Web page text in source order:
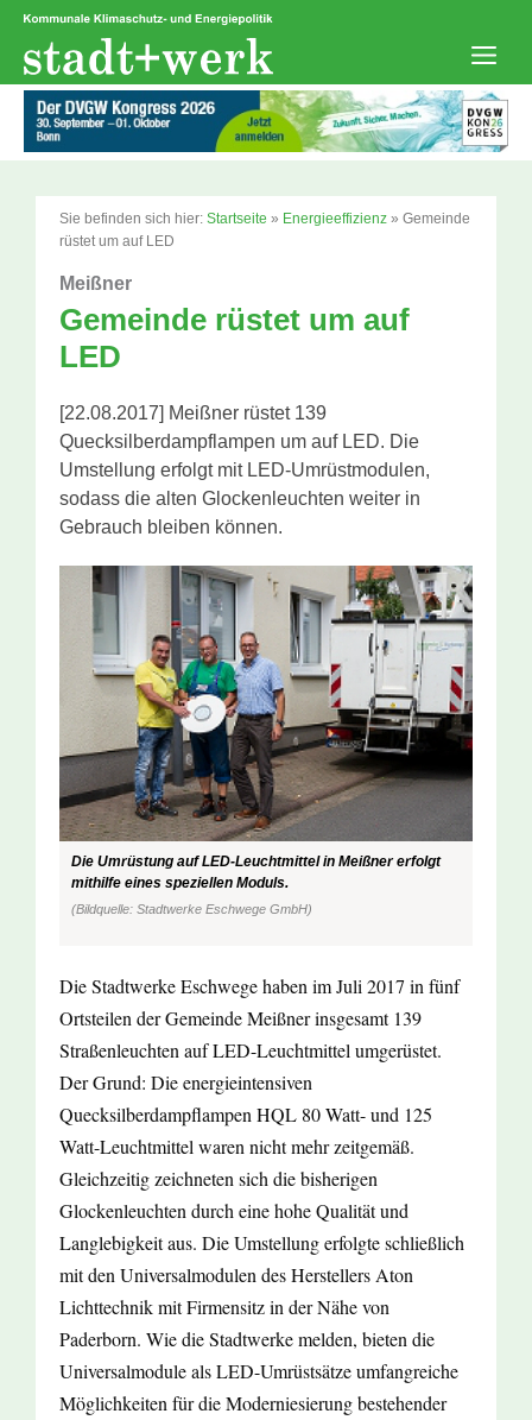
Zum
springen
Sie befinden sich hier: Startseite » Energieeffizienz » Gemeinde
rüstet um auf LED
Meißner
Gemeinde rüstet um auf
LED
[22.08.2017] Meißner rüstet 139
Quecksilberdampflampen um auf LED. Die
Umstellung erfolgt mit LED-Umrüstmodulen,
sodass die alten Glockenleuchten weiter in
Gebrauch bleiben können.
Die Umrüstung auf LED-Leuchtmittel in Meißner erfolgt
mithilfe eines speziellen Moduls.
(Bildquelle: Stadtwerke Eschwege GmbH)
Die Stadtwerke Eschwege haben im Juli 2017 in fünf
Ortsteilen der Gemeinde Meißner insgesamt 139
Straßenleuchten auf LED-Leuchtmittel umgerüstet.
Der Grund: Die energieintensiven
Quecksilberdampflampen HQL 80 Watt- und 125
Watt-Leuchtmittel waren nicht mehr zeitgemäß.
Gleichzeitig zeichneten sich die bisherigen
Glockenleuchten durch eine hohe Qualität und
Langlebigkeit aus. Die Umstellung erfolgte schließlich
mit den Universalmodulen des Herstellers Aton
Lichttechnik mit Firmensitz in der Nähe von
Paderborn. Wie die Stadtwerke melden, bieten die
Universalmodule als LED-Umrüstsätze umfangreiche
Möglichkeiten für die Moderniesierung bestehender